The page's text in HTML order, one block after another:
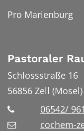
Pro Marienburg
Pastoraler
Schlossstraße 16
56856 Zell (Mosel)
06542/
cochem-